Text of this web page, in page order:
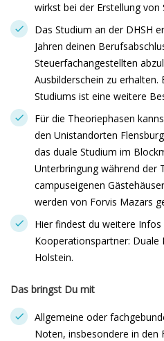
wirkst bei der Erstellung von
Das Studium an der DHSH
Jahren deinen
Steuerfachangestellten
Ausbilderschein zu
Studiums ist eine weitere
Für die Theoriephasen
den Unistandorten
das duale Studium im
Unterbringung während der
campuseigenen
werden von Forvis Mazars
Hier findest du weitere Infos
Kooperationspartner: Duale
Holstein.
Das bringst Du mit
Allgemeine oder
Noten, insbesondere in den